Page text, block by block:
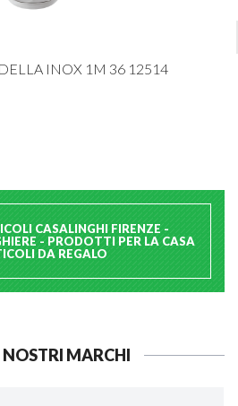
INOX 1M 36 12514
CASALINGHI FIRENZE -
- PRODOTTI PER LA CASA
DA REGALO
MARCHI